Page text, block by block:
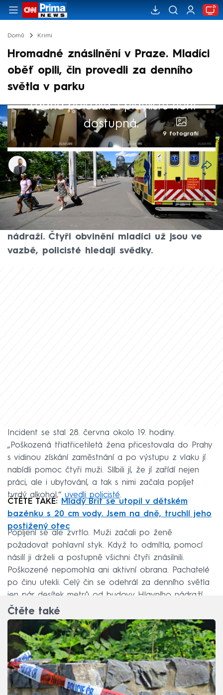
Domů Krimi
Hromadné znásilnění v Praze. Mladíci
oběť opili, čin provedli za denního
světla v parku
Žádná položka z playlistu není
dostupná.
9 fotografií
Alexandr Božilov
Akt. 11. čvc 2025, 12:33• 11. čvc 2025, 12:03
Případ hromadného znásilnění vyšetřují
pražští policisté. K činu došlo za denního
světla ve Vrchlického sadech u Hlavního
nádraží. Čtyři obvinění mladíci už jsou ve
vazbě, policisté hledají svědky.
Incident se stal 28. června okolo 19. hodiny.
„Poškozená třiatřicetiletá žena přicestovala do Prahy
s vidinou získání zaměstnání a po výstupu z vlaku jí
nabídli pomoc čtyři muži. Slíbili jí, že jí zařídí nejen
práci, ale i ubytování, a tak s nimi začala popíjet
tvrdý alkohol,“ uvedli policisté.
ČTĚTE TAKÉ:
Mladý Brit se utopil v dětském
bazénku s 20 cm vody. Jsem na dně, truchlí jeho
postižený otec
Popíjení se ale zvrtlo. Muži začali po ženě
požadovat pohlavní styk. Když to odmítla, pomocí
násilí ji drželi a postupně všichni čtyři znásilnili.
Poškozené nepomohla ani aktivní obrana. Pachatelé
po činu utekli. Celý čin se odehrál za denního světla
jen pár desítek metrů od budovy Hlavního nádraží.
Čtěte také